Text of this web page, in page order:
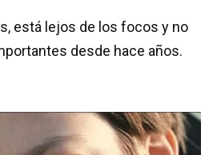
está lejos de los focos y no
desde hace años.